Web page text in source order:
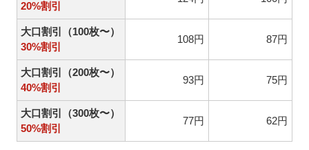
20%割引
大口割引（100枚〜）
30%割引
108円 87円
大口割引（200枚〜）
40%割引
93円 75円
大口割引（300枚〜）
50%割引
77円 62円